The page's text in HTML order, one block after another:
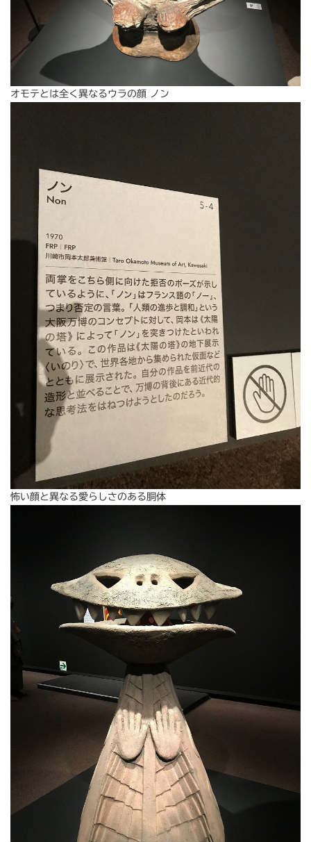
オモテとは全く異なるウラの顔 ノン
怖い顔と異なる愛らしさのある胴体